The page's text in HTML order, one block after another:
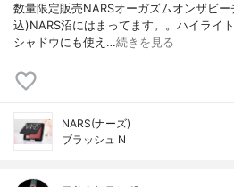
数量限定販売NARSオーガズムオンザビ
込)NARS沼にはまってます。。ハイライ
シャドウにも使え…続きを見る
NARS(ナーズ)
ブラッシュ N